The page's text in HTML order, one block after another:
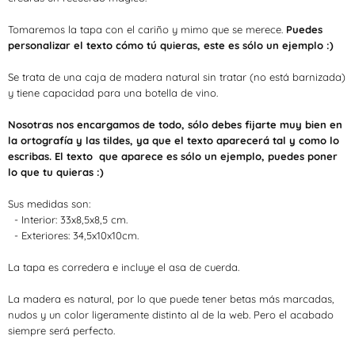
Tomaremos la tapa con el cariño y mimo que se merece. Puedes
personalizar el texto cómo tú quieras, este es sólo un ejemplo :)
Se trata de una caja de madera natural sin tratar (no está barnizada)
y tiene capacidad para una botella de vino.
Nosotras nos encargamos de todo, sólo debes fijarte muy bien en
la ortografía y las tildes, ya que el texto aparecerá tal y como lo
escribas. El texto que aparece es sólo un ejemplo, puedes poner
lo que tu quieras :)
Sus medidas son:
- Interior: 33x8,5x8,5 cm.
- Exteriores: 34,5x10x10cm.
La tapa es corredera e incluye el asa de cuerda.
La madera es natural, por lo que puede tener betas más marcadas,
nudos y un color ligeramente distinto al de la web. Pero el acabado
siempre será perfecto.